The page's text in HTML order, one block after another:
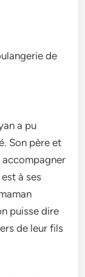
a pu
Son père et
accompagner
à ses
puisse dire
de leur fils